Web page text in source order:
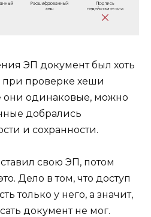
ЭП документ был хоть
при проверке хеши
они одинаковые, можно
добрались
и сохранности.
свою ЭП, потом
Дело в том, что доступ
только у него, а значит,
документ не мог.